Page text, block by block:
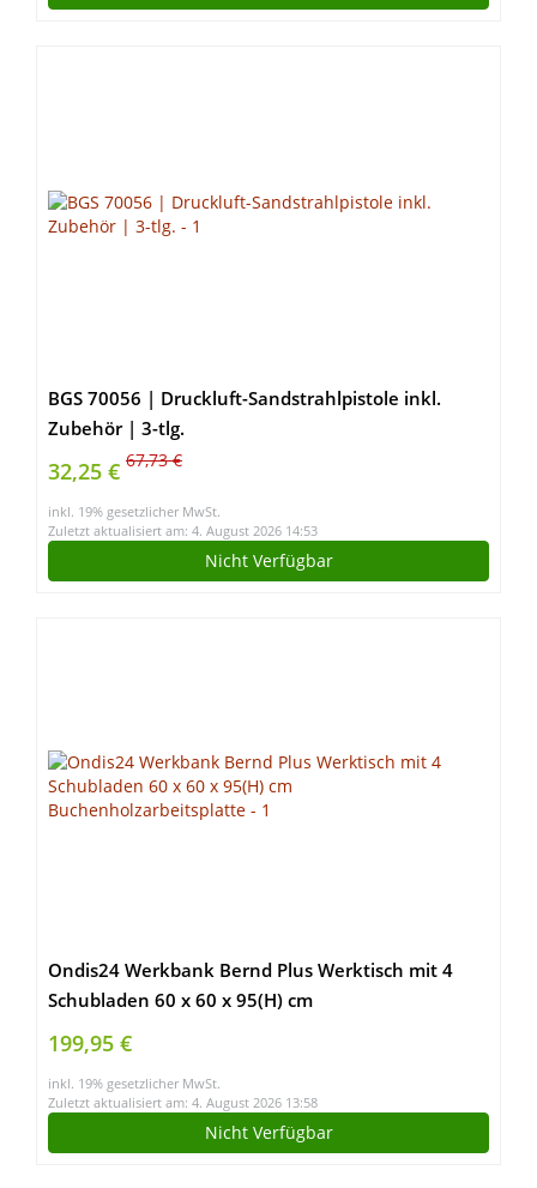
BGS 70056 | Druckluft-Sandstrahlpistole inkl.
Zubehör | 3-tlg.
32,25 € 67,73 €
inkl. 19% gesetzlicher MwSt.
Zuletzt aktualisiert am: 4. August 2026 14:53
Nicht Verfügbar
Ondis24 Werkbank Bernd Plus Werktisch mit 4
Schubladen 60 x 60 x 95(H) cm
Buchenholzarbeitsplatte
199,95 €
inkl. 19% gesetzlicher MwSt.
Zuletzt aktualisiert am: 4. August 2026 13:58
Nicht Verfügbar